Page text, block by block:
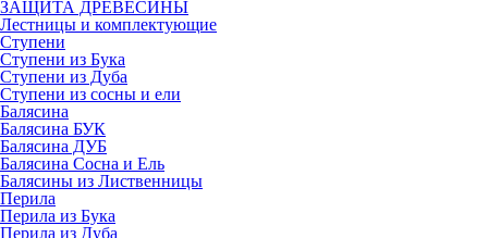
ЗАЩИТА ДРЕВЕСИНЫ
Лестницы и комплектующие
Ступени
Ступени из Бука
Ступени из Дуба
Ступени из сосны и ели
Балясина
Балясина БУК
Балясина ДУБ
Балясина Сосна и Ель
Балясины из Лиственницы
Перила
Перила из Бука
Перила из Дуба